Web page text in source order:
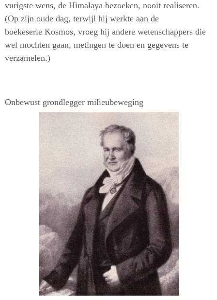
vurigste wens, de Himalaya bezoeken, nooit realiseren.
(Op zijn oude dag, terwijl hij werkte aan de
boekeserie Kosmos, vroeg hij andere wetenschappers die
wel mochten gaan, metingen te doen en gegevens te
verzamelen.)
Onbewust grondlegger milieubeweging